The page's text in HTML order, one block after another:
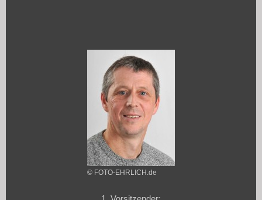
© FOTO-EHRLICH.de